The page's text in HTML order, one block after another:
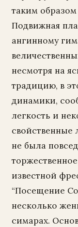
таким
Подвижная
ангинному
несмотря на
традицию, в
динамики,
легкость и
свойственные
не была
известной
“Посещение
несколько
симарах.